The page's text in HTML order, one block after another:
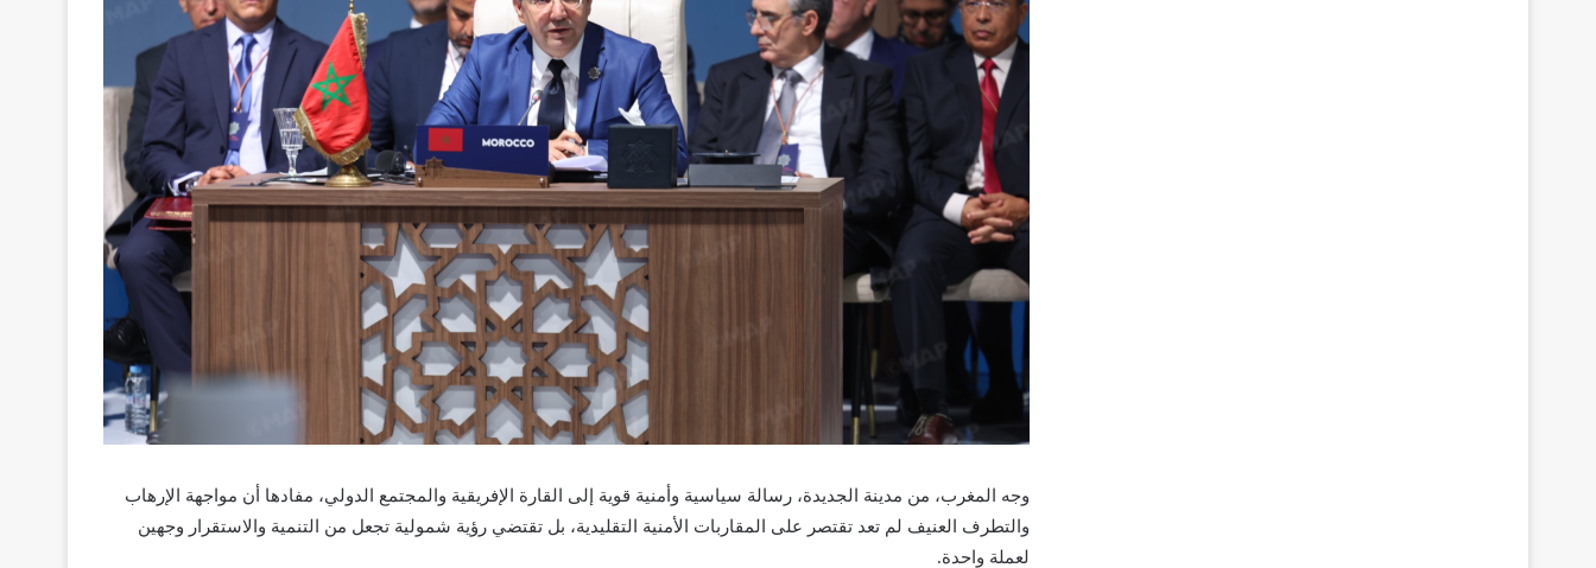
وجه المغرب، من مدينة الجديدة، رسالة سياسية وأمنية قوية إلى القارة الإفريقية والمجتمع الدولي، مفادها أن مواجهة الإرهاب
والتطرف العنيف لم تعد تقتصر على المقاربات الأمنية التقليدية، بل تقتضي رؤية شمولية تجعل من التنمية والاستقرار وجهين
لعملة واحدة.